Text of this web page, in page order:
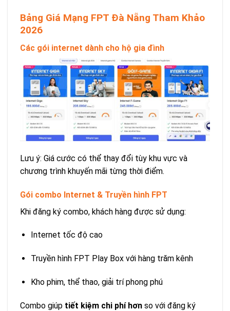
Bảng Giá Mạng FPT Đà Nẵng Tham Khảo
2026
Các gói internet dành cho hộ gia đình
Lưu ý: Giá cước có thể thay đổi tùy khu vực và
chương trình khuyến mãi từng thời điểm.
Gói combo Internet & Truyền hình FPT
Khi đăng ký combo, khách hàng được sử dụng:
Internet tốc độ cao
Truyền hình FPT Play Box với hàng trăm kênh
Kho phim, thể thao, giải trí phong phú
Combo giúp tiết kiệm chi phí hơn so với đăng ký